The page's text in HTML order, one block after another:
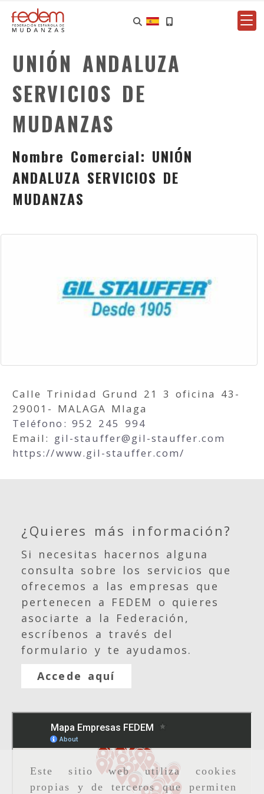
Este sitio web utiliza cookies
propias y de terceros que permiten
UNIÓN ANDALUZA
SERVICIOS DE
MUDANZAS
Nombre Comercial: UNIÓN
ANDALUZA SERVICIOS DE
MUDANZAS
Calle Trinidad Grund 21 3 oficina 43-
29001- MALAGA Mlaga
Teléfono: 952 245 994
Email: gil-stauffer
gil-stauffer.com
https://www.gil-stauffer.com/
¿Quieres más información?
Si necesitas hacernos alguna
consulta sobre los servicios que
ofrecemos a las empresas que
pertenecen a FEDEM o quieres
asociarte a la Federación,
escríbenos a través del
formulario y te ayudamos.
Accede aquí